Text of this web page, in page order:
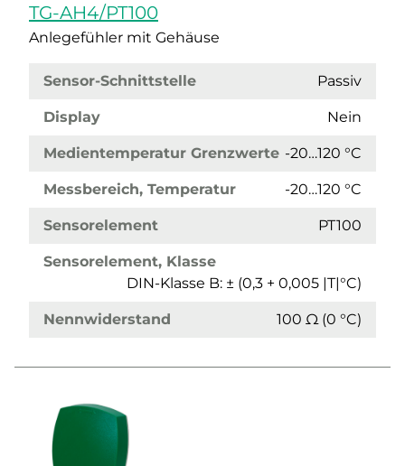
TG-AH4/PT100
Anlegefühler mit Gehäuse
Sensor-Schnittstelle Passiv
Display Nein
Medientemperatur Grenzwerte -20…120 °C
Messbereich, Temperatur -20…120 °C
Sensorelement PT100
Sensorelement, Klasse
DIN-Klasse B: ± (0,3 + 0,005 |T|°C)
Nennwiderstand 100 Ω (0 °C)